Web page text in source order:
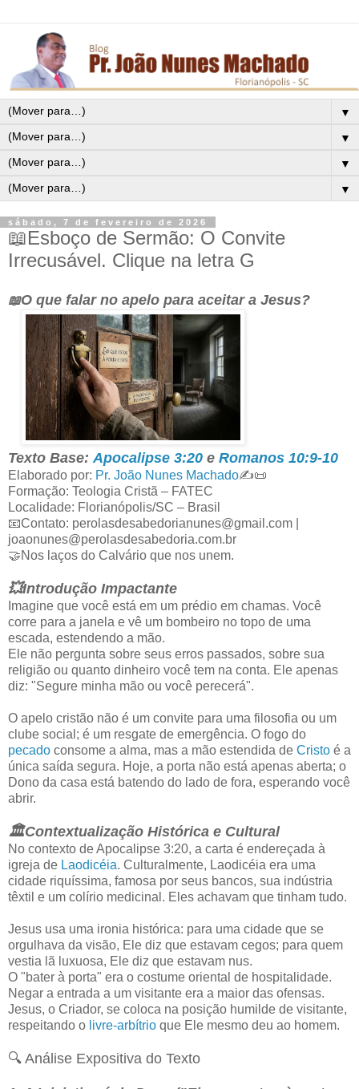
▼
▼
▼
▼
sábado, 7 de fevereiro de 2026
📖Esboço de Sermão: O Convite
Irrecusável. Clique na letra G
📖O que falar no apelo para aceitar a Jesus?
Texto Base: Apocalipse 3:20 e Romanos 10:9-10
Elaborado por: Pr. João Nunes Machado✍️📜
Formação: Teologia Cristã – FATEC
Localidade: Florianópolis/SC – Brasil
📧Contato: perolasdesabedorianunes@gmail.com |
joaonunes@perolasdesabedoria.com.br
🤝Nos laços do Calvário que nos unem.
💥Introdução Impactante
Imagine que você está em um prédio em chamas. Você
corre para a janela e vê um bombeiro no topo de uma
escada, estendendo a mão.
Ele não pergunta sobre seus erros passados, sobre sua
religião ou quanto dinheiro você tem na conta. Ele apenas
diz: "Segure minha mão ou você perecerá".
O apelo cristão não é um convite para uma filosofia ou um
clube social; é um resgate de emergência. O fogo do
pecado consome a alma, mas a mão estendida de Cristo é a
única saída segura. Hoje, a porta não está apenas aberta; o
Dono da casa está batendo do lado de fora, esperando você
abrir.
🏛️Contextualização Histórica e Cultural
No contexto de Apocalipse 3:20, a carta é endereçada à
igreja de Laodicéia. Culturalmente, Laodicéia era uma
cidade riquíssima, famosa por seus bancos, sua indústria
têxtil e um colírio medicinal. Eles achavam que tinham tudo.
Jesus usa uma ironia histórica: para uma cidade que se
orgulhava da visão, Ele diz que estavam cegos; para quem
vestia lã luxuosa, Ele diz que estavam nus.
O "bater à porta" era o costume oriental de hospitalidade.
Negar a entrada a um visitante era a maior das ofensas.
Jesus, o Criador, se coloca na posição humilde de visitante,
respeitando o livre-arbítrio que Ele mesmo deu ao homem.
🔍 Análise Expositiva do Texto